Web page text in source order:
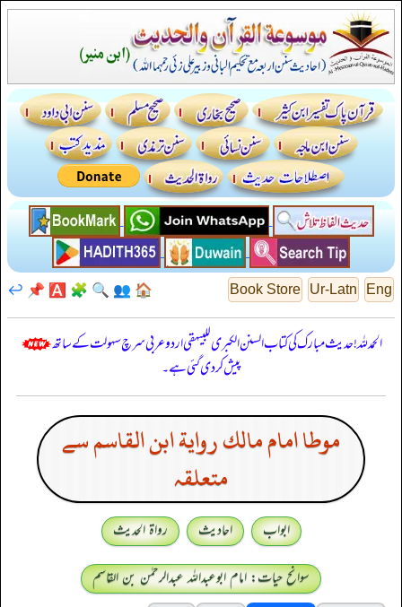
Eng
Ur-Latn
Book Store
🏠
👥
🔍
🧩
🅰️
📌
↩️
الحمدللہ! حدیث مبارک کی کتاب السنن الكبرى للبيهقي اردو عربی سرچ سہولت کے ساتھ
پیش کر دی گئی ہے۔
موطا امام مالك رواية ابن القاسم سے
متعلقہ
ابواب احادیث
رواۃ الحدیث
سوانح حیات: امام ابوعبداللہ عبدالرحمٰن بن القاسم